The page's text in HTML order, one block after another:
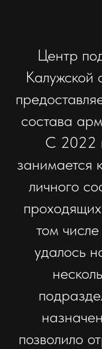
Центр
Калужской
состава
С 2022
занимается
личного
том
удалось
позволило